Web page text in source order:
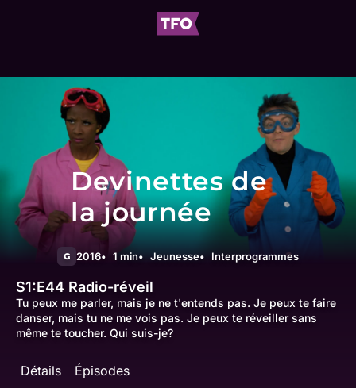
Devinettes de
la journée
G 2016 1 min Jeunesse Interprogrammes
S1:E44 Radio-réveil
Tu peux me parler, mais je ne t'entends pas. Je peux te faire
danser, mais tu ne me vois pas. Je peux te réveiller sans
même te toucher. Qui suis-je?
Détails Épisodes